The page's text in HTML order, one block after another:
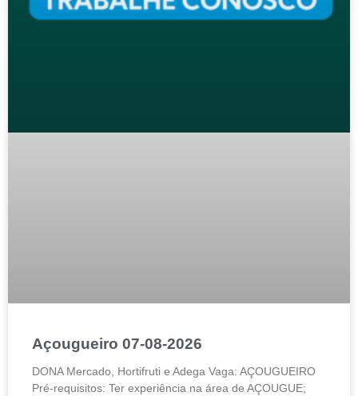
Açougueiro 07-08-2026
DONA Mercado, Hortifruti e Adega Vaga: AÇOUGUEIRO
Pré-requisitos: Ter experiência na área de AÇOUGUE;